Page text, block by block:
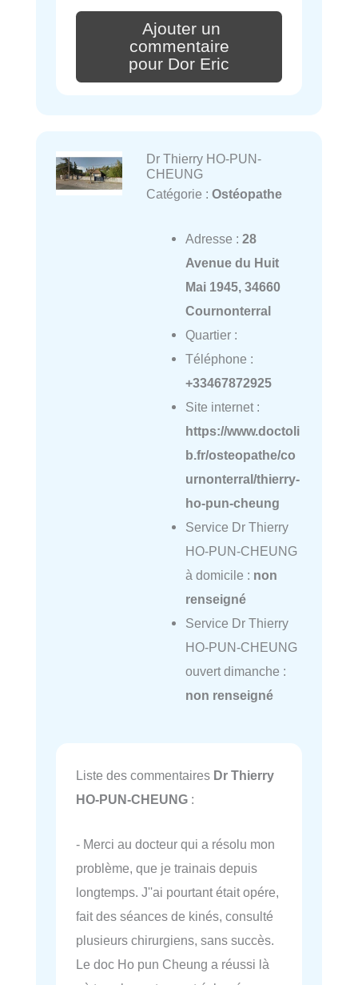
Ajouter un
commentaire
pour Dor Eric
Dr Thierry HO-PUN-
CHEUNG
Catégorie : Ostéopathe
Adresse : 28
Avenue du Huit
Mai 1945, 34660
Cournonterral
Quartier :
Téléphone :
+33467872925
Site internet :
https://www.doctoli
b.fr/osteopathe/co
urnonterral/thierry-
ho-pun-cheung
Service Dr Thierry
HO-PUN-CHEUNG
à domicile : non
renseigné
Service Dr Thierry
HO-PUN-CHEUNG
ouvert dimanche :
non renseigné
Liste des commentaires Dr Thierry
HO-PUN-CHEUNG :
- Merci au docteur qui a résolu mon
problème, que je trainais depuis
longtemps. J''ai pourtant était opére,
fait des séances de kinés, consulté
plusieurs chirurgiens, sans succès.
Le doc Ho pun Cheung a réussi là